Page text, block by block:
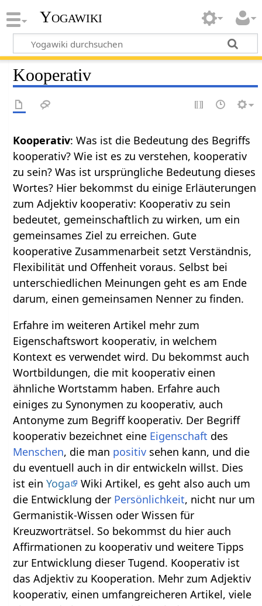
Yogawiki
Kooperativ
Kooperativ: Was ist die Bedeutung des Begriffs
kooperativ? Wie ist es zu verstehen, kooperativ
zu sein? Was ist ursprüngliche Bedeutung dieses
Wortes? Hier bekommst du einige Erläuterungen
zum Adjektiv kooperativ: Kooperativ zu sein
bedeutet, gemeinschaftlich zu wirken, um ein
gemeinsames Ziel zu erreichen. Gute
kooperative Zusammenarbeit setzt Verständnis,
Flexibilität und Offenheit voraus. Selbst bei
unterschiedlichen Meinungen geht es am Ende
darum, einen gemeinsamen Nenner zu finden.
Erfahre im weiteren Artikel mehr zum
Eigenschaftswort kooperativ, in welchem
Kontext es verwendet wird. Du bekommst auch
Wortbildungen, die mit kooperativ einen
ähnliche Wortstamm haben. Erfahre auch
einiges zu Synonymen zu kooperativ, auch
Antonyme zum Begriff kooperativ. Der Begriff
kooperativ bezeichnet eine Eigenschaft des
Menschen, die man positiv sehen kann, und die
du eventuell auch in dir entwickeln willst. Dies
ist einYoga
Wiki Artikel, es geht also auch um
die Entwicklung der Persönlichkeit, nicht nur um
Germanistik-Wissen oder Wissen für
Kreuzworträtsel. So bekommst du hier auch
Affirmationen zu kooperativ und weitere Tipps
zur Entwicklung dieser Tugend. Kooperativ ist
das Adjektiv zu Kooperation. Mehr zum Adjektiv
kooperativ, einen umfangreicheren Artikel, viele